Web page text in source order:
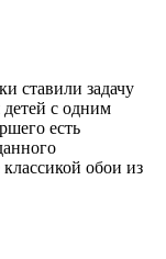
ставили задачу
детей с одним
есть
обои из